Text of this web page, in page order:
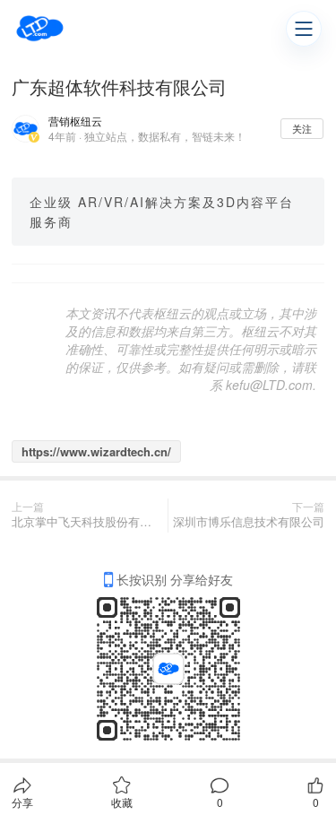
广东超体软件科技有限公司
营销枢纽云
4年前 · 独立站点，数据私有，智链未来！
关注
企业级 AR/VR/AI解决方案及3D内容平台
服务商
本文资讯不代表枢纽云的观点或立场，其中涉
及的信息和数据均来自第三方。枢纽云不对其
准确性、可靠性或完整性提供任何明示或暗示
的保证，仅供参考。如有疑问或需删除，请联
系 kefu@LTD.com.
https://www.wizardtech.cn/
上一篇
北京掌中飞天科技股份有限公司
下一篇
深圳市博乐信息技术有限公司
长按识别 分享给好友
分享 收藏 0 0